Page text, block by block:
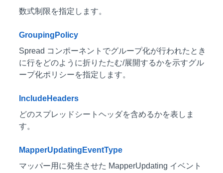
数式制限を指定します。
GroupingPolicy
Spread コンポーネントでグループ化が行われたとき
に行をどのように折りたたむ/展開するかを示すグル
ープ化ポリシーを指定します。
IncludeHeaders
どのスプレッドシートヘッダを含めるかを表しま
す。
MapperUpdatingEventType
マッパー用に発生させた MapperUpdating イベント